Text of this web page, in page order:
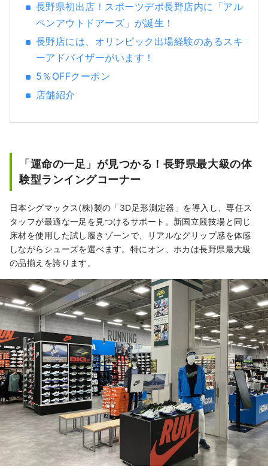
長野県初出店！スポーツデポ長野店内に「アル
ペンアウトドアーズ」が誕生！
長野店には、オリンピック出場経験のあるスキ
ーアドバイザーがいます！
5％OFFクーポン
店舗紹介
「運命の一足」が見つかる！長野県最大級の体
験型ランイングコーナー
日本シグマックス(株)製の「3D足形測定器」を導入し、専任ス
タッフが最適な一足を見つけるサポート。新国立競技場と同じ
床材を使用した試し履きゾーンで、リアルなグリップ感を体感
しながらシューズを選べます。特にオン、ホカは長野県最大級
の品揃えを誇ります。